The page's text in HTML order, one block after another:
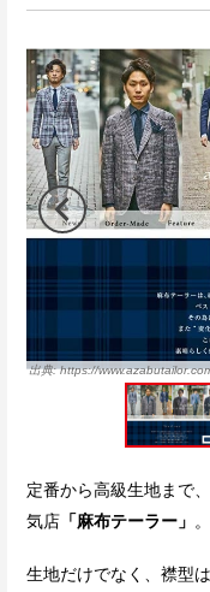
https://
定番から高級生地まで
気店 「麻布テーラー」 。
生地だけでなく、襟型